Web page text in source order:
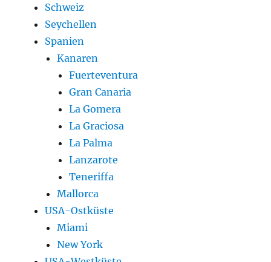
Schweiz
Seychellen
Spanien
Kanaren
Fuerteventura
Gran Canaria
La Gomera
La Graciosa
La Palma
Lanzarote
Teneriffa
Mallorca
USA-Ostküste
Miami
New York